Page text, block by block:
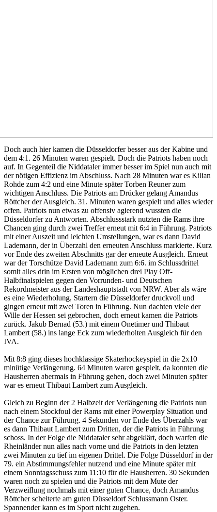
Doch auch hier kamen die Düsseldorfer besser aus der Kabine und
dem 4:1. 26 Minuten waren gespielt. Doch die Patriots haben noch
auf. In Gegenteil die Niddataler immer besser im Spiel nun auch mit
der nötigen Effizienz im Abschluss. Nach 28 Minuten war es Kilian
Rohde zum 4:2 und eine Minute später Torben Reuner zum
wichtigen Anschluss. Die Patriots am Drücker gelang Amandus
Röttcher der Ausgleich. 31. Minuten waren gespielt und alles wieder
offen. Patriots nun etwas zu offensiv agierend wussten die
Düsseldorfer zu Antworten. Abschlussstark nutzten die Rams ihre
Chancen ging durch zwei Treffer erneut mit 6:4 in Führung. Patriots
mit einer Auszeit und leichten Umstellungen, war es dann David
Lademann, der in Überzahl den erneuten Anschluss markierte. Kurz
vor Ende des zweiten Abschnitts gar der erneute Ausgleich. Erneut
war der Torschütze David Lademann zum 6:6. im Schlussdrittel
somit alles drin im Ersten von möglichen drei Play Off-
Halbfinalspielen gegen den Vorrunden- und Deutschen
Rekordmeister aus der Landeshauptstadt von NRW. Aber als wäre
es eine Wiederholung, Startern die Düsseldorfer druckvoll und
gingen erneut mit zwei Toren in Führung. Nun dachten viele der
Wille der Hessen sei gebrochen, doch erneut kamen die Patriots
zurück. Jakub Bernad (53.) mit einem Onetimer und Thibaut
Lambert (58.) ins lange Eck zum wiederholten Ausgleich für den
IVA.
Mit 8:8 ging dieses hochklassige Skaterhockeyspiel in die 2x10
minütige Verlängerung. 64 Minuten waren gespielt, da konnten die
Hausherren abermals in Führung gehen, doch zwei Minuten später
war es erneut Thibaut Lambert zum Ausgleich.
Gleich zu Beginn der 2 Halbzeit der Verlängerung die Patriots nun
nach einem Stockfoul der Rams mit einer Powerplay Situation und
der Chance zur Führung. 4 Sekunden vor Ende des Überzahls war
es dann Thibaut Lambert zum Dritten, der die Patriots in Führung
schoss. In der Folge die Niddataler sehr abgeklärt, doch warfen die
Rheinländer nun alles nach vorne und die Patriots in den letzten
zwei Minuten zu tief im eigenen Drittel. Die Folge Düsseldorf in der
79. ein Abstimmungsfehler nutzend und eine Minute später mit
einem Sonntagsschuss zum 11:10 für die Hausherren. 30 Sekunden
waren noch zu spielen und die Patriots mit dem Mute der
Verzweiflung nochmals mit einer guten Chance, doch Amandus
Röttcher scheiterte am guten Düsseldorf Schlussmann Oster.
Spannender kann es im Sport nicht zugehen.